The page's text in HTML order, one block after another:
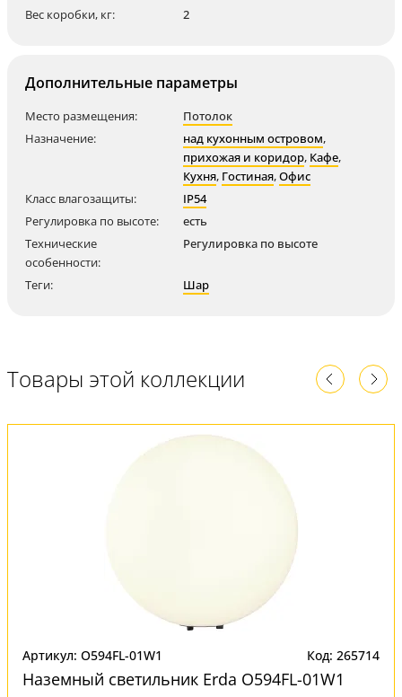
Вес коробки, кг: 2
Дополнительные параметры
Место размещения:
Потолок
Назначение:
над кухонным островом,
прихожая и коридор, Кафе,
Кухня, Гостиная,Офис
Класс влагозащиты:
IP54
Регулировка по высоте:
есть
Технические
особенности:
Регулировка по высоте
Теги: Шар
Товары этой коллекции
Артикул: O594FL-01W1 Код: 265714
Наземный светильник Erda O594FL-01W1